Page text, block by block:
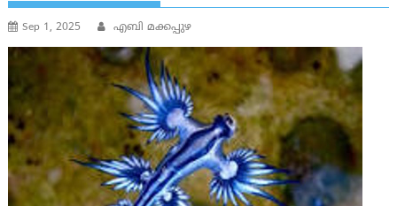
Sep 1, 2025 എബി മക്കപ്പുഴ